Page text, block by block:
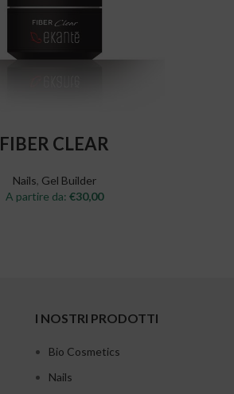
FIBER CLEAR
Nails, Gel Builder
A partire da: €30,00
I NOSTRI PRODOTTI
Bio Cosmetics
Nails